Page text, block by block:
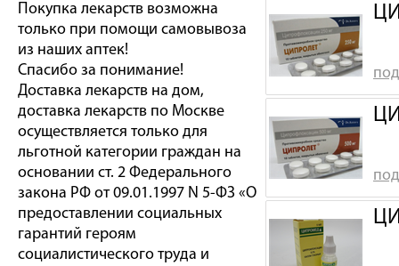
Покупка лекарств возможна
только при помощи самовывоза
из наших аптек!
Спасибо за понимание!
Доставка лекарств на дом,
доставка лекарств по Москве
осуществляется только для
льготной категории граждан на
основании ст. 2 Федерального
закона РФ от 09.01.1997 N 5-ФЗ «О
предоставлении социальных
гарантий героям
социалистического труда и